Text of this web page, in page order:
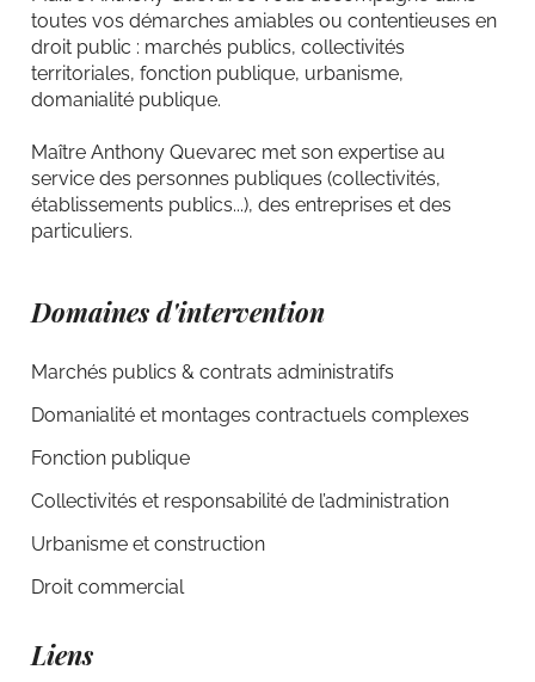
toutes vos démarches amiables ou contentieuses en
droit public : marchés publics, collectivités
territoriales, fonction publique, urbanisme,
domanialité publique.
Maître Anthony Quevarec met son expertise au
service des personnes publiques (collectivités,
établissements publics...), des entreprises et des
particuliers.
Domaines d'intervention
Marchés publics & contrats administratifs
Domanialité et montages contractuels complexes
Fonction publique
Collectivités et responsabilité de l’administration
Urbanisme et construction
Droit commercial
Liens